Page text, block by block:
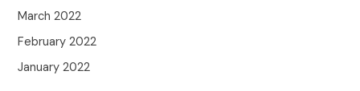
March 2022
February 2022
January 2022